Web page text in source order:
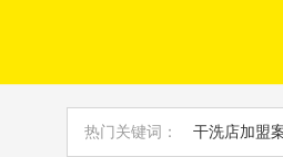
热门关键词： 干洗店加盟